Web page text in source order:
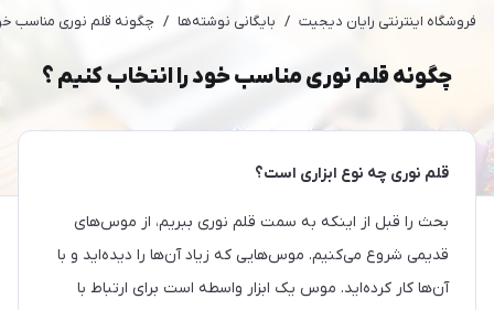
فروشگاه اینترنتی رایان دیجیت / بایگانی نوشته‌ها / چگونه قلم نوری مناسب
چگونه قلم نوری مناسب خود را انتخاب کنیم ؟
قلم نوری چه نوع ابزاری است؟
بحث را قبل از اینکه به سمت قلم نوری ببریم، از موس‌های
قدیمی شروع می‌کنیم. موس‌هایی که زیاد آن‌ها را دیده‌اید و با
آن‌ها کار کرده‌اید. موس یک ابزار واسطه است برای ارتباط با